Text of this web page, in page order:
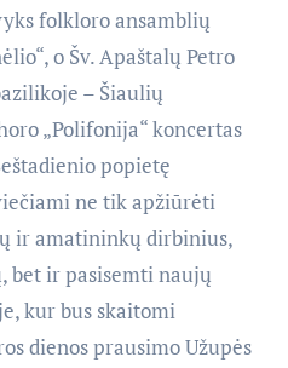
folkloro ansamblių
o Šv. Apaštalų Petro
– Šiaulių
„Polifonija“ koncertas
popietę
ne tik apžiūrėti
ir amatininkų dirbinius,
bet ir pasisemti naujų
kur bus skaitomi
dienos prausimo Užupės